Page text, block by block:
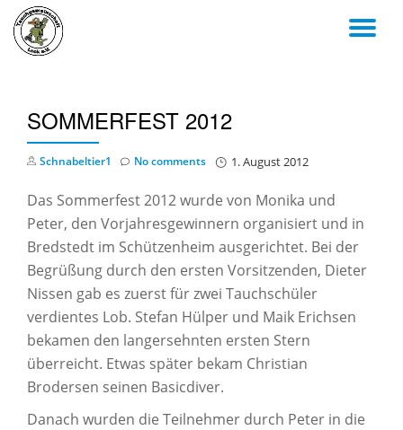
Skip
SOMMERFEST 2012
Schnabeltier1 1. August 2012
No comments
Das Sommerfest 2012 wurde von Monika und
Peter, den Vorjahresgewinnern organisiert und in
Bredstedt im Schützenheim ausgerichtet. Bei der
Begrüßung durch den ersten Vorsitzenden, Dieter
Nissen gab es zuerst für zwei Tauchschüler
verdientes Lob. Stefan Hülper und Maik Erichsen
bekamen den langersehnten ersten Stern
überreicht. Etwas später bekam Christian
Brodersen seinen Basicdiver.
Danach wurden die Teilnehmer durch Peter in die